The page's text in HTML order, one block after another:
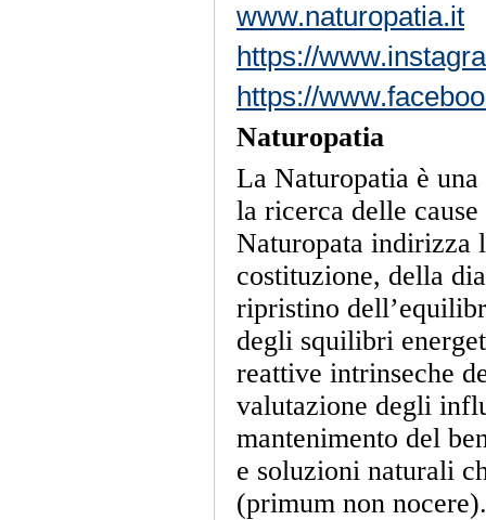
www.naturopatia.it
https://
https://
Naturopatia
La Naturopatia è
la ricerca delle
Naturopata indirizza
costituzione, della
ripristino
degli squilibri
reattive intrinseche
valutazione degli
mantenimento del
e soluzioni naturali
(primum non nocere).